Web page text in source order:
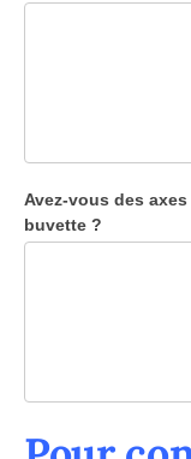
Avez-vous des
buvette ?